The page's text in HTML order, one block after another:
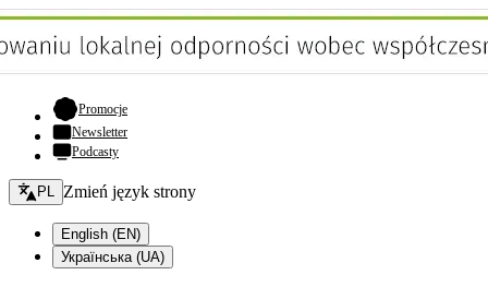
Promocje- otwiera się w nowej karcie
Newsletter
Podcasty
Zmień język - bieżący:
PL Zmień język strony
English (EN)
Українська (UA)